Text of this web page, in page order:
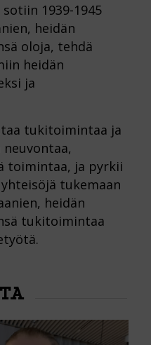
1939-1945
heidän
oloja, tehdä
heidän
ja
tukitoimintaa ja
toimintaa, ja pyrkii
tukemaan
heidän
tukitoimintaa